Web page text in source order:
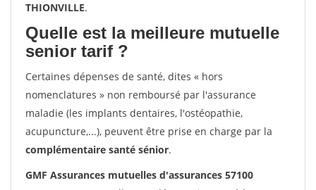
THIONVILLE.
Quelle est la meilleure mutuelle
senior tarif ?
Certaines dépenses de santé, dites « hors
nomenclatures » non remboursé par l'assurance
maladie (les implants dentaires, l'ostéopathie,
acupuncture,...), peuvent être prise en charge par la
complémentaire santé sénior.
GMF Assurances mutuelles d'assurances 57100